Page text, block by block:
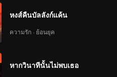
หงส์คืนบัลลังก์แค้น
ความรัก · ย้อนยุค
หากวินาทีนั้นไม่พบเธอ